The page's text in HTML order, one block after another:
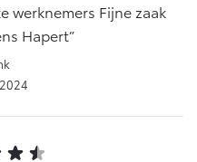
werknemers Fijne zaak
Hapert